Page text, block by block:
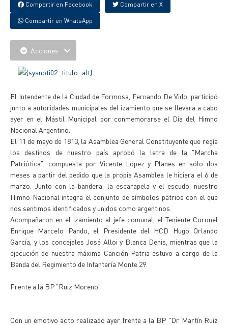
Compartir en Facebook Compartir en X
Compartir en WhatsApp
Acciones
El Intendente de la Ciudad de Formosa, Fernando De Vido, participó
junto a autoridades municipales del izamiento que se llevara a cabo
ayer en el Mástil Municipal por conmemorarse el Día del Himno
Nacional Argentino.
El 11 de mayo de 1813, la Asamblea General Constituyente que regía
los destinos de nuestro país aprobó la letra de la "Marcha
Patriótica", compuesta por Vicente López y Planes en sólo dos
meses a partir del pedido que la propia Asamblea le hiciera el 6 de
marzo. Junto con la bandera, la escarapela y el escudo, nuestro
Himno Nacional integra el conjunto de símbolos patrios con el que
nos sentimos identificados y unidos como argentinos.
Acompañaron en el izamiento al jefe comunal, el Teniente Coronel
Enrique Marcelo Pando, el Presidente del HCD Hugo Orlando
García, y los concejales José Alloi y Blanca Denis, mientras que la
ejecución de nuestra máxima Canción Patria estuvo a cargo de la
Banda del Regimiento de Infantería Monte 29.
Frente a la BP "Ruiz Moreno"
Con un emotivo acto realizado ayer frente a la BP "Dr. Martín Ruiz